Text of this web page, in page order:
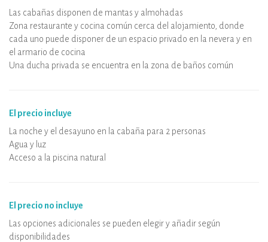
Las cabañas disponen de mantas y almohadas
Zona restaurante y cocina común cerca del alojamiento, donde
cada uno puede disponer de un espacio privado en la nevera y en
el armario de cocina
Una ducha privada se encuentra en la zona de baños común
El precio incluye
La noche y el desayuno en la cabaña para 2 personas
Agua y luz
Acceso a la piscina natural
El precio no incluye
Las opciones adicionales se pueden elegir y añadir según
disponibilidades